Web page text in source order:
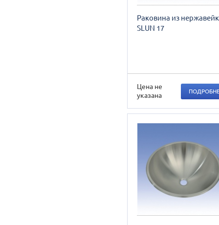
Раковина из
SLUN 17
Цена не
указана